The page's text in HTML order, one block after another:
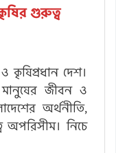
গুরুত্ব
কৃষিপ্রধান দেশ।
জীবন ও
অর্থনীতি,
অপরিসীম। নিচে